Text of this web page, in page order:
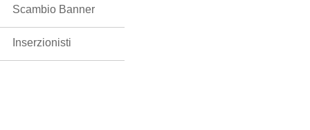
Scambio Banner
Inserzionisti